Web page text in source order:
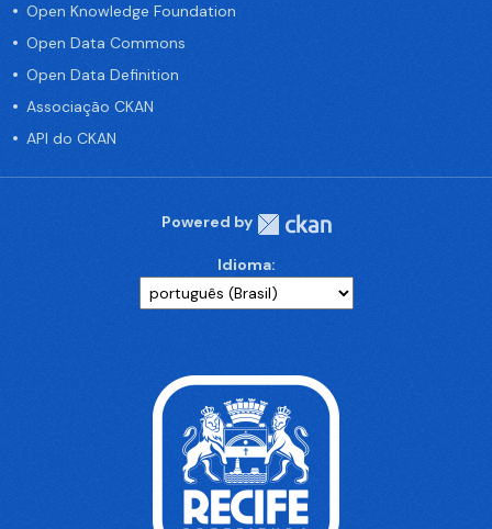
Open Knowledge Foundation
Open Data Commons
Open Data Definition
Associação CKAN
API do CKAN
Powered by
Idioma